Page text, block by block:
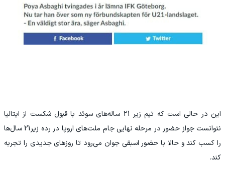
این در حالی است که تیم زیر 21 ساله‌های سوئد با قبول شکست از ایتالیا
نتوانست جواز حضور در مرحله نهایی جام ملت‌های اروپا در رده زیر21 سال‌ها
را کسب کند و حالا با حضور اسبقی جوان می‌رود تا روزهای جدیدی را تجربه
کند.